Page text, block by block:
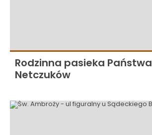
Rodzinna pasieka Państwa
Netczuków